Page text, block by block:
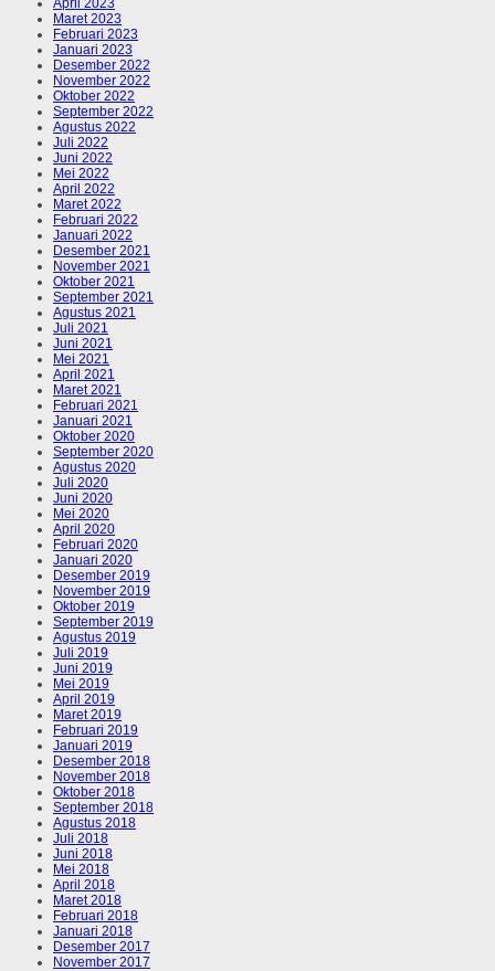
Maret 2023
Februari 2023
Januari 2023
Desember 2022
November 2022
Oktober 2022
September 2022
Agustus 2022
Juli 2022
Juni 2022
Mei 2022
April 2022
Maret 2022
Februari 2022
Januari 2022
Desember 2021
November 2021
Oktober 2021
September 2021
Agustus 2021
Juli 2021
Juni 2021
Mei 2021
April 2021
Maret 2021
Februari 2021
Januari 2021
Oktober 2020
September 2020
Agustus 2020
Juli 2020
Juni 2020
Mei 2020
April 2020
Februari 2020
Januari 2020
Desember 2019
November 2019
Oktober 2019
September 2019
Agustus 2019
Juli 2019
Juni 2019
Mei 2019
April 2019
Maret 2019
Februari 2019
Januari 2019
Desember 2018
November 2018
Oktober 2018
September 2018
Agustus 2018
Juli 2018
Juni 2018
Mei 2018
April 2018
Maret 2018
Februari 2018
Januari 2018
Desember 2017
November 2017